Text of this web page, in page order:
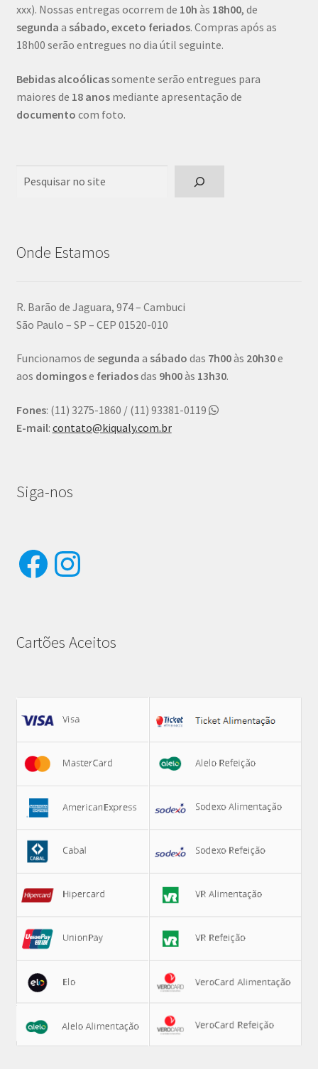
xxx). Nossas entregas ocorrem de 10h às 18h00, de
segunda a sábado, exceto feriados. Compras após as
18h00 serão entregues no dia útil seguinte.
Bebidas alcoólicassomente serão entregues para
maiores de 18 anosmediante apresentação de
documento com foto.
Onde Estamos
R. Barão de Jaguara, 974 – Cambuci
São Paulo – SP – CEP 01520-010
Funcionamos de segunda a sábado das 7h00às 20h30e
aos domingose feriadosdas 9h00às 13h30.
Fones: (11) 3275-1860 / (11) 93381-0119
E-mail: contato@kiqualy.com.br
Siga-nos
Facebook
Instagram
Cartões Aceitos